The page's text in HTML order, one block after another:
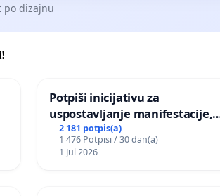
po dizajnu
Potpiši inicijativu za
uspostavljanje manifestacije,
godišnje nagrade ili drugog
javnog događaja „Edin Avdić“ u
Sarajevu
2 181 potpis(a)
1 476 Potpisi / 30 dan(a)
1 Jul 2026